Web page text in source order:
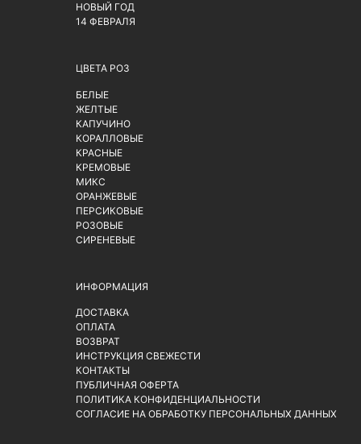
НОВЫЙ ГОД
14 ФЕВРАЛЯ
ЦВЕТА РОЗ
БЕЛЫЕ
ЖЕЛТЫЕ
КАПУЧИНО
КОРАЛЛОВЫЕ
КРАСНЫЕ
КРЕМОВЫЕ
МИКС
ОРАНЖЕВЫЕ
ПЕРСИКОВЫЕ
РОЗОВЫЕ
СИРЕНЕВЫЕ
ИНФОРМАЦИЯ
ДОСТАВКА
ОПЛАТА
ВОЗВРАТ
ИНСТРУКЦИЯ СВЕЖЕСТИ
КОНТАКТЫ
ПУБЛИЧНАЯ ОФЕРТА
ПОЛИТИКА КОНФИДЕНЦИАЛЬНОСТИ
СОГЛАСИЕ НА ОБРАБОТКУ ПЕРСОНАЛЬНЫХ ДАННЫХ